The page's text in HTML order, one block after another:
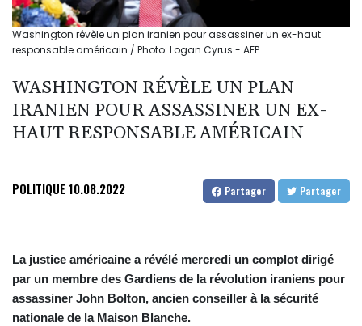
Washington révèle un plan iranien pour assassiner un ex-haut
responsable américain / Photo: Logan Cyrus - AFP
WASHINGTON RÉVÈLE UN PLAN
IRANIEN POUR ASSASSINER UN EX-
HAUT RESPONSABLE AMÉRICAIN
POLITIQUE10.08.2022 Partager Partager
La justice américaine a révélé mercredi un complot dirigé
par un membre des Gardiens de la révolution iraniens pour
assassiner John Bolton, ancien conseiller à la sécurité
nationale de la Maison Blanche.